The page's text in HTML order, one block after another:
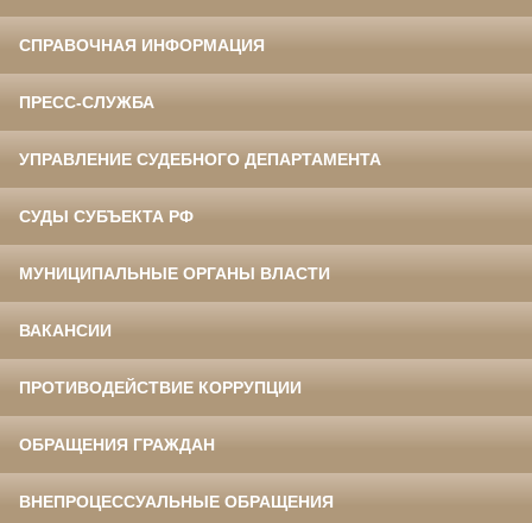
СПРАВОЧНАЯ ИНФОРМАЦИЯ
ПРЕСС-СЛУЖБА
УПРАВЛЕНИЕ СУДЕБНОГО ДЕПАРТАМЕНТА
СУДЫ СУБЪЕКТА РФ
МУНИЦИПАЛЬНЫЕ ОРГАНЫ ВЛАСТИ
ВАКАНСИИ
ПРОТИВОДЕЙСТВИЕ КОРРУПЦИИ
ОБРАЩЕНИЯ ГРАЖДАН
ВНЕПРОЦЕССУАЛЬНЫЕ ОБРАЩЕНИЯ